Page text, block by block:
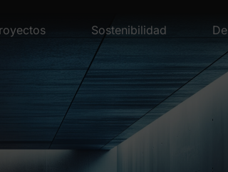
Sostenibilidad